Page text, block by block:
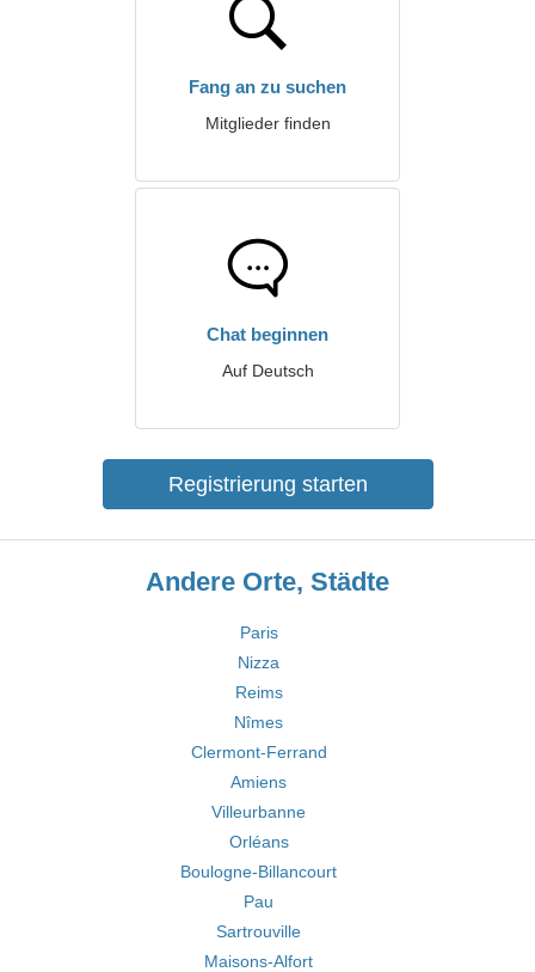
Fang an zu suchen
Mitglieder finden
Chat beginnen
Auf Deutsch
Registrierung starten
Andere Orte, Städte
Paris
Nizza
Reims
Nîmes
Clermont-Ferrand
Amiens
Villeurbanne
Orléans
Boulogne-Billancourt
Pau
Sartrouville
Maisons-Alfort